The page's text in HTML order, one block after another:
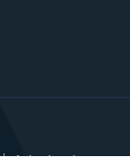
Aviso legal